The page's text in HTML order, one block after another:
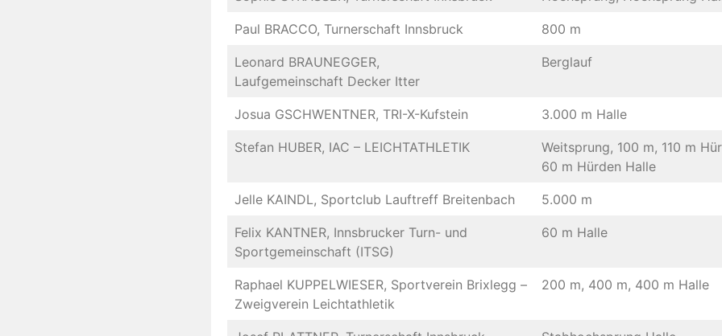
Paul BRACCO, Turnerschaft Innsbruck 800 m
Leonard BRAUNEGGER,
Laufgemeinschaft Decker Itter
Berglauf
Josua GSCHWENTNER, TRI-X-Kufstein 3.000 m Halle
Stefan HUBER, IAC – LEICHTATHLETIK
Weitsprung, 100 m, 110 m
60 m Hürden Halle
Jelle KAINDL, Sportclub Lauftreff Breitenbach 5.000 m
Felix KANTNER, Innsbrucker Turn- und
Sportgemeinschaft (ITSG)
60 m Halle
Raphael KUPPELWIESER, Sportverein Brixlegg –
Zweigverein Leichtathletik
200 m, 400 m, 400 m Halle